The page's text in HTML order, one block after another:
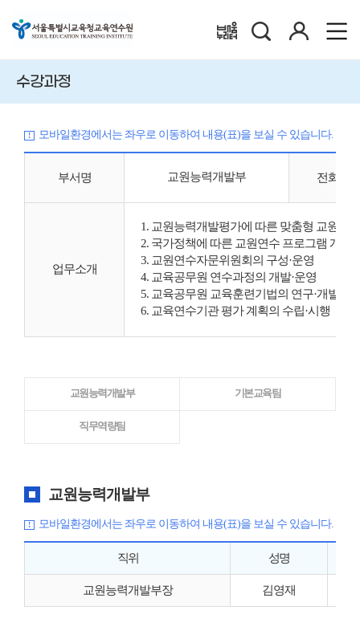
배움누리터
수강과정
모바일환경에서는 좌우로 이동하여 내용(표)을 보실 수 있습니다.
부서명 교원능력개발부 전화번
업무소개
1. 교원능력개발평가에 따른 맞춤형 교원연
2. 국가정책에 따른 교원연수 프로그램 개발·
3. 교원연수자문위원회의 구성·운영
4. 교육공무원 연수과정의 개발·운영
5. 교육공무원 교육훈련기법의 연구·개발
6. 교육연수기관 평가 계획의 수립·시행
교원능력개발부 기본교육팀
직무역량팀
교원능력개발부
모바일환경에서는 좌우로 이동하여 내용(표)을 보실 수 있습니다.
직위 성명
교원능력개발부장 김영재